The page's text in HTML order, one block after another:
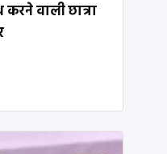
करने वाली छात्रा